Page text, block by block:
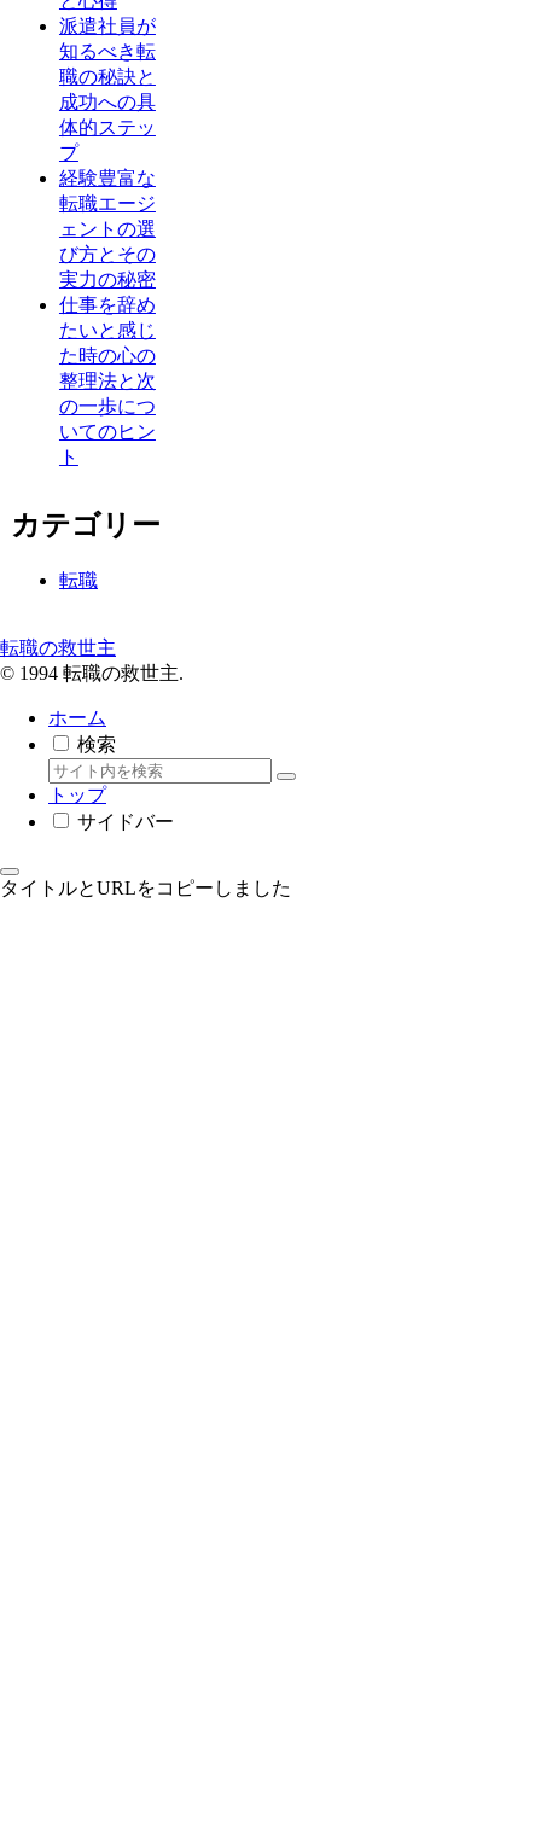
派遣社員が
知るべき転
職の秘訣と
成功への具
体的ステッ
プ
経験豊富な
転職エージ
ェントの選
び方とその
実力の秘密
仕事を辞め
たいと感じ
た時の心の
整理法と次
の一歩につ
いてのヒン
ト
カテゴリー
転職
転職の救世主
© 1994 転職の救世主.
ホーム
検索
トップ
サイドバー
タイトルとURLをコピーしました